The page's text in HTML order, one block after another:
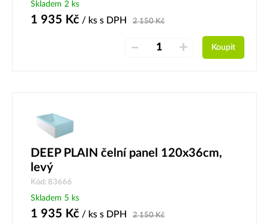
Skladem 2 ks
1 935 Kč / ks s DPH 2 150Kč
– + Koupit
DEEP PLAIN čelní panel 120x36cm,
levý
Kód: 83666
Skladem 5 ks
1 935 Kč / ks s DPH 2 150Kč